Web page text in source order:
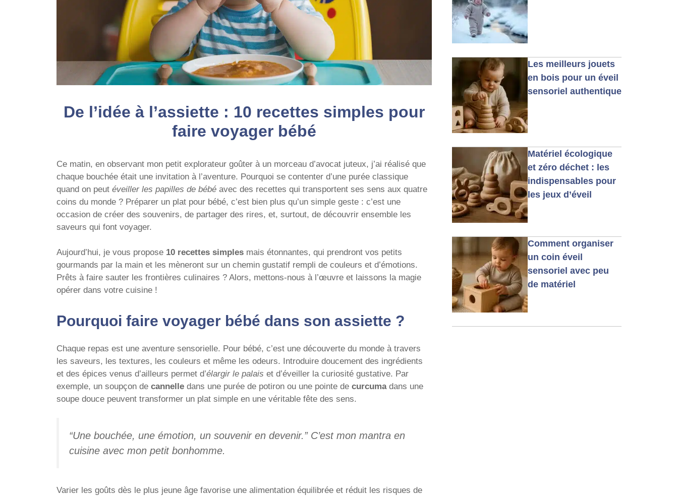
De l’idée à l’assiette : 10 recettes simples pour
faire voyager bébé
Ce matin, en observant mon petit explorateur goûter à un morceau d’avocat juteux, j’ai réalisé que
chaque bouchée était une invitation à l’aventure. Pourquoi se contenter d’une purée classique
quand on peut éveiller les papilles de bébé avec des recettes qui transportent ses sens aux quatre
coins du monde ? Préparer un plat pour bébé, c’est bien plus qu’un simple geste : c’est une
occasion de créer des souvenirs, de partager des rires, et, surtout, de découvrir ensemble les
saveurs qui font voyager.
Aujourd’hui, je vous propose 10 recettes simples mais étonnantes, qui prendront vos petits
gourmands par la main et les mèneront sur un chemin gustatif rempli de couleurs et d’émotions.
Prêts à faire sauter les frontières culinaires ? Alors, mettons-nous à l’œuvre et laissons la magie
opérer dans votre cuisine !
Pourquoi faire voyager bébé dans son assiette ?
Chaque repas est une aventure sensorielle. Pour bébé, c’est une découverte du monde à travers
les saveurs, les textures, les couleurs et même les odeurs. Introduire doucement des ingrédients
et des épices venus d’ailleurs permet d’élargir le palais et d’éveiller la curiosité gustative. Par
exemple, un soupçon de cannelle dans une purée de potiron ou une pointe de curcumadans une
soupe douce peuvent transformer un plat simple en une véritable fête des sens.
“Une bouchée, une émotion, un souvenir en devenir.”C’est mon mantra en
cuisine avec mon petit bonhomme.
Varier les goûts dès le plus jeune âge favorise une alimentation équilibrée et réduit les risques de
Les meilleurs jouets
en bois pour un éveil
sensoriel authentique
Matériel écologique
et zéro déchet : les
indispensables pour
les jeux d’éveil
Comment organiser
un coin éveil
sensoriel avec peu
de matériel